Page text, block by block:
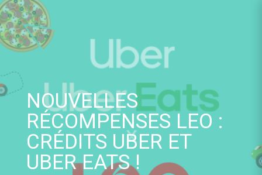
Skip
to
content
NOUVELLES
RÉCOMPENSES LEO :
CRÉDITS UBER ET
UBER EATS !